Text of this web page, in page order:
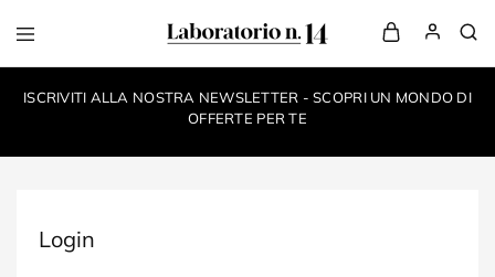
LaboratorioN14
your
make-
ISCRIVITI ALLA NOSTRA NEWSLETTER - SCOPRI UN MONDO DI
OFFERTE PER TE
Login